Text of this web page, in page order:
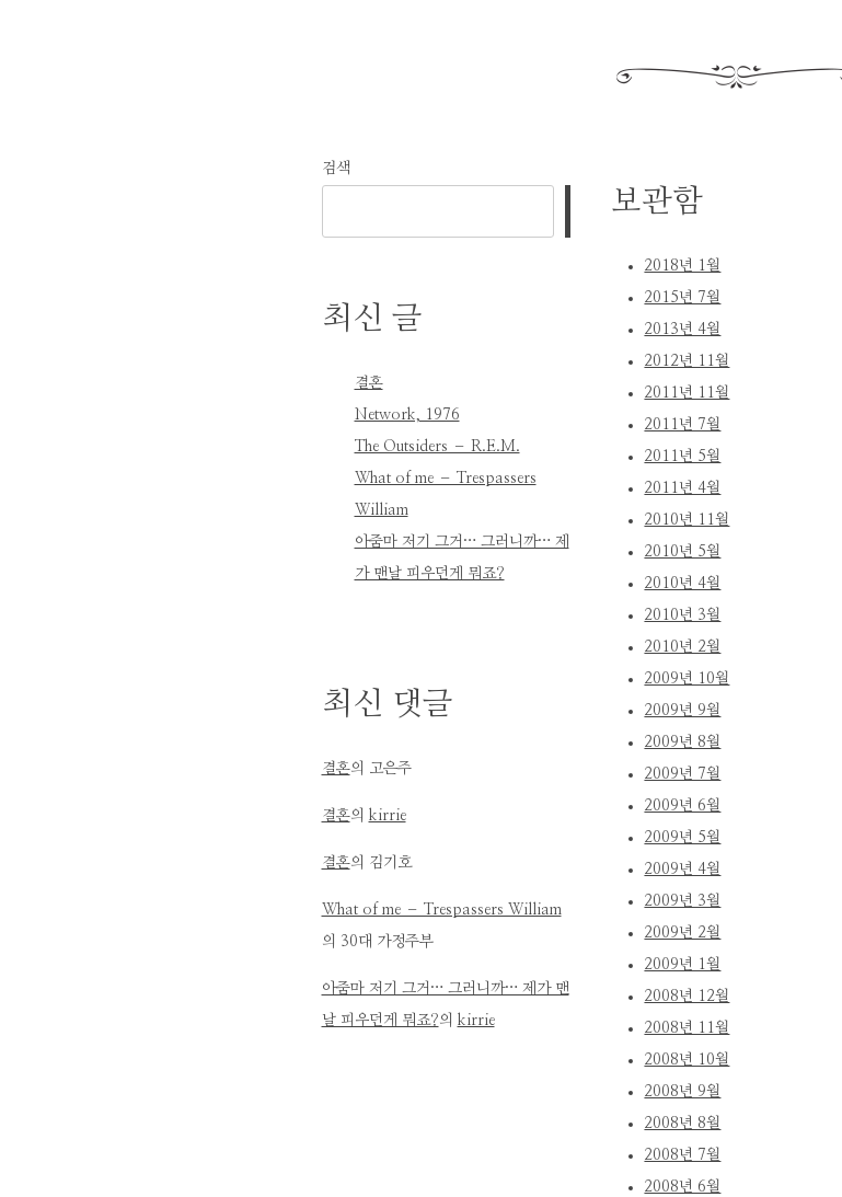
검색
최신 글
결혼
Network, 1976
The Outsiders – R.E.M.
What of me – Trespassers
William
아줌마 저기 그거… 그러니까… 제
가 맨날 피우던게 뭐죠?
최신 댓글
결혼의 고은주
결혼의 kirrie
결혼의 김기호
What of me – Trespassers William
의 30대 가정주부
아줌마 저기 그거… 그러니까… 제가 맨
날 피우던게 뭐죠?의 kirrie
보관함
2018년 1월
2015년 7월
2013년 4월
2012년 11월
2011년 11월
2011년 7월
2011년 5월
2011년 4월
2010년 11월
2010년 5월
2010년 4월
2010년 3월
2010년 2월
2009년 10월
2009년 9월
2009년 8월
2009년 7월
2009년 6월
2009년 5월
2009년 4월
2009년 3월
2009년 2월
2009년 1월
2008년 12월
2008년 11월
2008년 10월
2008년 9월
2008년 8월
2008년 7월
2008년 6월